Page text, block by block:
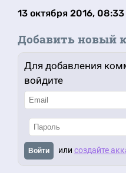
13 октября 2016, 08:33
Добавить новый
Для добавления
войдите
Войти или создайте